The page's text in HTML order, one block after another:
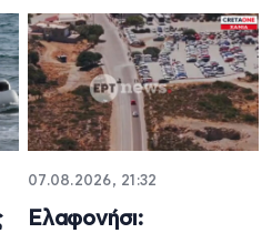
07.08.2026, 21:32
Ελαφονήσι: